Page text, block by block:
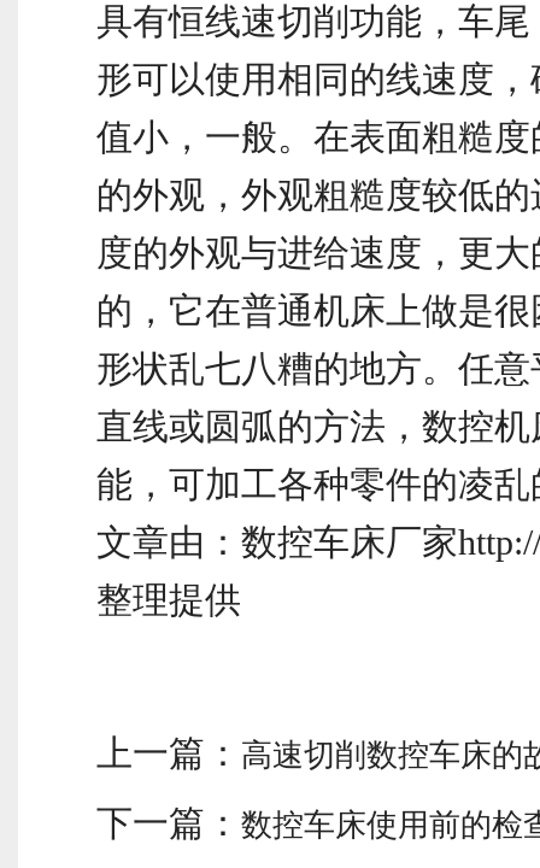
具有恒线速切削功能，车
形可以使用相同的线速度
值小，一般。在表面粗糙
的外观，外观粗糙度较低
度的外观与进给速度，更
的，它在普通机床上做是
形状乱七八糟的地方。任
直线或圆弧的方法，数控
能，可加工各种零件的凌
文章由：数控车床厂家
整理提供
上一篇： 高速切削数控车床的
下一篇： 数控车床使用前的检